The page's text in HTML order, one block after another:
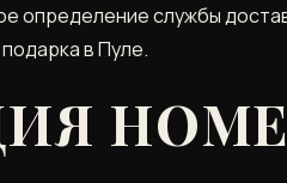
определение службы
в Пуле.